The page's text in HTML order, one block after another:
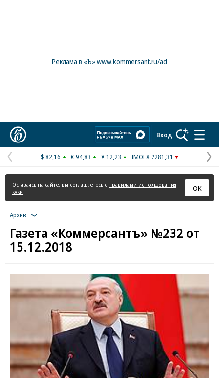
Реклама в «Ъ» www.kommersant.ru/ad
Вход
Предыдущая
страница
$ 82,16 € 94,83 ¥ 12,23 IMOEX 2281,31
Оставаясь на сайте, вы соглашаетесь с правилами использования
куки
ОК
Архив
Газета «Коммерсантъ» №232 от
15.12.2018